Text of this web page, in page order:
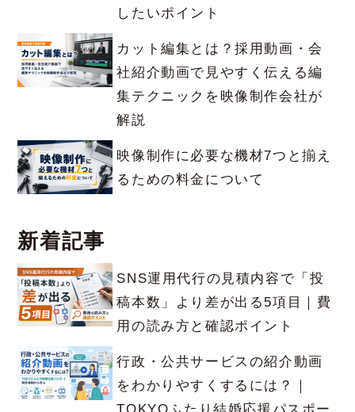
したいポイント
カット編集とは？採用動画・会
社紹介動画で見やすく伝える編
集テクニックを映像制作会社が
解説
映像制作に必要な機材7つと揃え
るための料金について
新着記事
SNS運用代行の見積内容で「投
稿本数」より差が出る5項目｜費
用の読み方と確認ポイント
行政・公共サービスの紹介動画
をわかりやすくするには？｜